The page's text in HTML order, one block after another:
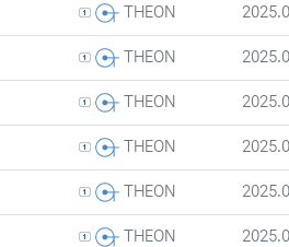
등록자THEON 등록일
등록자THEON 등록일
등록자THEON 등록일
등록자THEON 등록일
등록자THEON 등록일
등록자THEON 등록일